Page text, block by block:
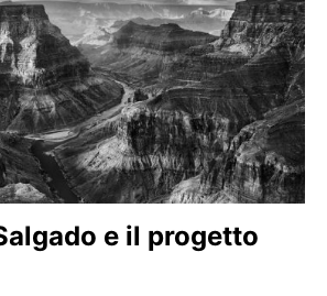
e il progetto